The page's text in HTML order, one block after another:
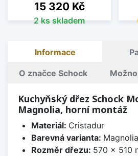
Cena
15 320 Kč
2 ks skladem
Informace
O značce Schock
Kuchyňský dřez Schock
Magnolia, horní montáž
Materiál: Cristadur
Barevná varianta:
Rozměr dřezu: 570 x 510